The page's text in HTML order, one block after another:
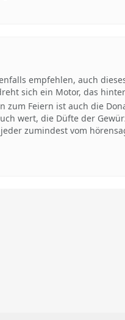
empfehlen, auch
sich ein Motor, das
zum Feiern ist auch die
wert, die Düfte der
zumindest vom